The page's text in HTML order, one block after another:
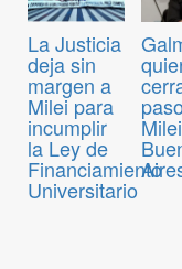
La Justicia
deja sin
margen a
Milei para
incumplir
la Ley de
Financiamiento
Universitario